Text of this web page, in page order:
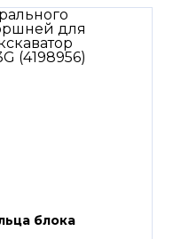
блока